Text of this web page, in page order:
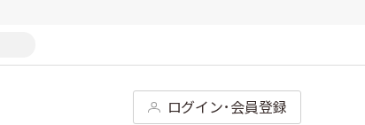
ログイン･会員登録